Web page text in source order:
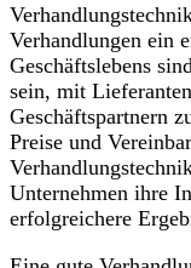
Verhandlungen ein
Geschäftslebens
sein, mit
Geschäftspartnern
Preise und
Unternehmen ihre
erfolgreichere